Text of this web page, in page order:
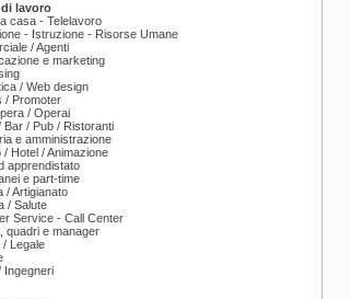
lavoro
casa - Telelavoro
- Istruzione - Risorse Umane
/ Agenti
e marketing
/ Web design
/ Promoter
/ Operai
Bar / Pub / Ristoranti
e amministrazione
/ Hotel / Animazione
apprendistato
e part-time
/ Artigianato
/ Salute
Service - Call Center
quadri e manager
/ Legale
Ingegneri